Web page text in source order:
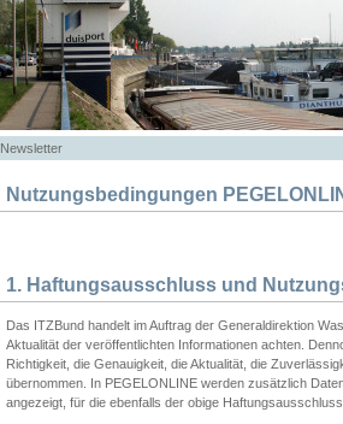
Newsletter
Nutzungsbedingungen
1. Haftungsausschluss und
Das ITZBund handelt im Auftrag der Generaldirektion
Aktualität der veröffentlichten Informationen achten.
Richtigkeit, die Genauigkeit, die Aktualität, die
übernommen. In PEGELONLINE werden zusätzlich
angezeigt, für die ebenfalls der obige Haftungsausschluss